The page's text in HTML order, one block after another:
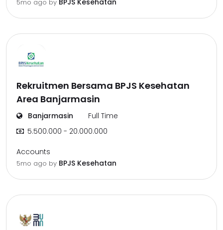
5mo ago by BPJS Kesehatan
Rekruitmen Bersama BPJS Kesehatan
Area Banjarmasin
Banjarmasin
Full Time
5.500.000 - 20.000.000
Accounts
5mo ago by BPJS Kesehatan